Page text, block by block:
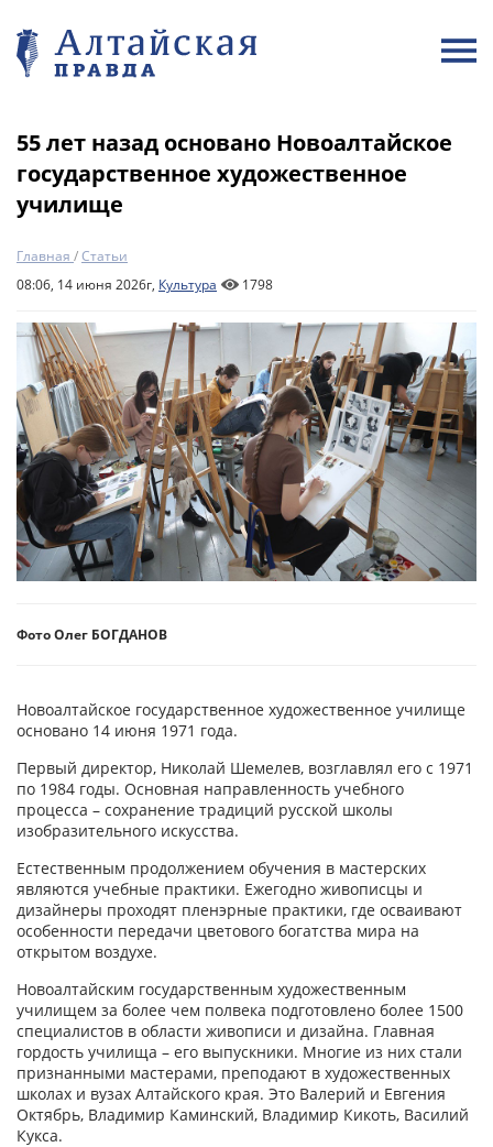
55 лет назад основано Новоалтайское
государственное художественное
училище
Главная /Статьи
08:06, 14 июня 2026г, Культура 1798
Фото Олег БОГДАНОВ
Новоалтайское государственное художественное училище
основано 14 июня 1971 года.
Первый директор, Николай Шемелев, возглавлял его с 1971
по 1984 годы. Основная направленность учебного
процесса – сохранение традиций русской школы
изобразительного искусства.
Естественным продолжением обучения в мастерских
являются учебные практики. Ежегодно живописцы и
дизайнеры проходят пленэрные практики, где осваивают
особенности передачи цветового богатства мира на
открытом воздухе.
Новоалтайским государственным художественным
училищем за более чем полвека подготовлено более 1500
специалистов в области живописи и дизайна. Главная
гордость училища – его выпускники. Многие из них стали
признанными мастерами, преподают в художественных
школах и вузах Алтайского края. Это Валерий и Евгения
Октябрь, Владимир Каминский, Владимир Кикоть, Василий
Кукса.